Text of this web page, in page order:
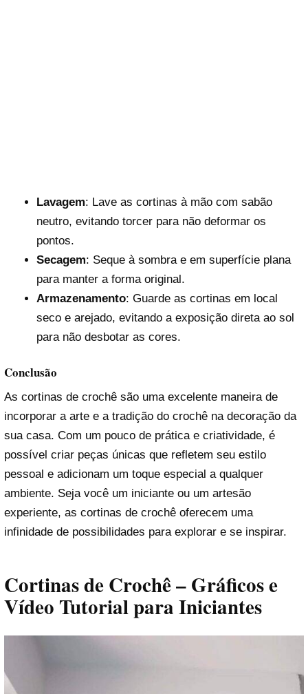
Lavagem: Lave as cortinas à mão com sabão
neutro, evitando torcer para não deformar os
pontos.
Secagem: Seque à sombra e em superfície plana
para manter a forma original.
Armazenamento: Guarde as cortinas em local
seco e arejado, evitando a exposição direta ao sol
para não desbotar as cores.
Conclusão
As cortinas de crochê são uma excelente maneira de
incorporar a arte e a tradição do crochê na decoração da
sua casa. Com um pouco de prática e criatividade, é
possível criar peças únicas que refletem seu estilo
pessoal e adicionam um toque especial a qualquer
ambiente. Seja você um iniciante ou um artesão
experiente, as cortinas de crochê oferecem uma
infinidade de possibilidades para explorar e se inspirar.
Cortinas de Crochê – Gráficos e
Vídeo Tutorial para Iniciantes